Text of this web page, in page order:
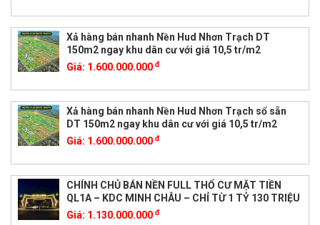
Xả hàng bán nhanh Nền Hud Nhơn Trạch DT
150m2 ngay khu dân cư với giá 10,5 tr/m2
Giá: 1.600.000.000 đ
Xả hàng bán nhanh Nền Hud Nhơn Trạch sổ sẵn
DT 150m2 ngay khu dân cư với giá 10,5 tr/m2
Giá: 1.600.000.000 đ
CHÍNH CHỦ BÁN NỀN FULL THỔ CƯ MẶT TIỀN
QL1A – KDC MINH CHÂU – CHỈ TỪ 1 TỶ 130 TRIỆU
Giá: 1.130.000.000 đ